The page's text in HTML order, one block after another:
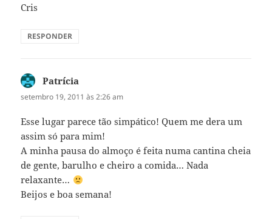
Cris
RESPONDER
Patrícia
setembro 19, 2011 às 2:26 am
Esse lugar parece tão simpático! Quem me dera um
assim só para mim!
A minha pausa do almoço é feita numa cantina cheia
de gente, barulho e cheiro a comida… Nada
relaxante…
Beijos e boa semana!